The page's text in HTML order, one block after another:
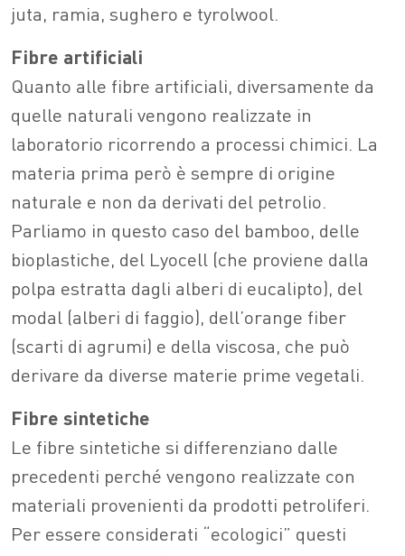
juta, ramia, sughero e tyrolwool.
Fibre artificiali
Quanto alle fibre artificiali, diversamente da
quelle naturali vengono realizzate in
laboratorio ricorrendo a processi chimici. La
materia prima però è sempre di origine
naturale e non da derivati del petrolio.
Parliamo in questo caso del bamboo, delle
bioplastiche, del Lyocell (che proviene dalla
polpa estratta dagli alberi di eucalipto), del
modal (alberi di faggio), dell’orange fiber
(scarti di agrumi) e della viscosa, che può
derivare da diverse materie prime vegetali.
Fibre sintetiche
Le fibre sintetiche si differenziano dalle
precedenti perché vengono realizzate con
materiali provenienti da prodotti petroliferi.
Per essere considerati “ecologici” questi